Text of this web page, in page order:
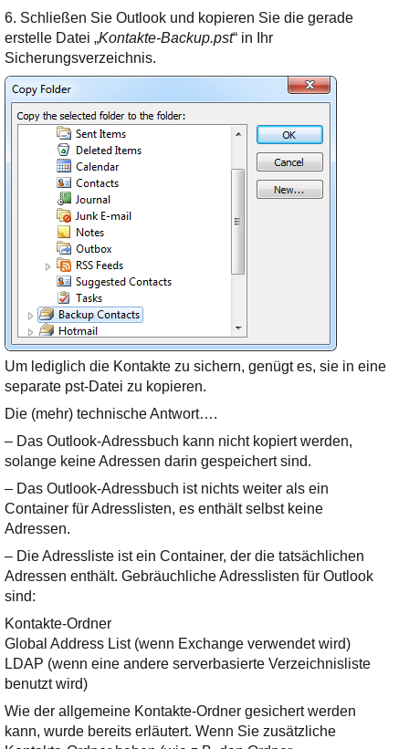
6. Schließen Sie Outlook und kopieren Sie die gerade
erstelle Datei „Kontakte-Backup.pst“ in Ihr
Sicherungsverzeichnis.
Um lediglich die Kontakte zu sichern, genügt es, sie in eine
separate pst-Datei zu kopieren.
Die (mehr) technische Antwort….
– Das Outlook-Adressbuch kann nicht kopiert werden,
solange keine Adressen darin gespeichert sind.
– Das Outlook-Adressbuch ist nichts weiter als ein
Container für Adresslisten, es enthält selbst keine
Adressen.
– Die Adressliste ist ein Container, der die tatsächlichen
Adressen enthält. Gebräuchliche Adresslisten für Outlook
sind:
Kontakte-Ordner
Global Address List (wenn Exchange verwendet wird)
LDAP (wenn eine andere serverbasierte Verzeichnisliste
benutzt wird)
Wie der allgemeine Kontakte-Ordner gesichert werden
kann, wurde bereits erläutert. Wenn Sie zusätzliche